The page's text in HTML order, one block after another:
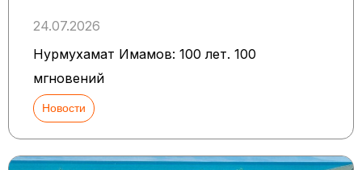
24.07.2026
Нурмухамат Имамов: 100 лет. 100
мгновений
Новости